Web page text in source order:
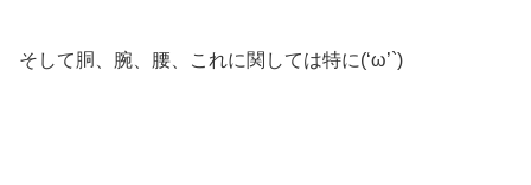
そして胴、腕、腰、これに関しては特に(‘ω’`)